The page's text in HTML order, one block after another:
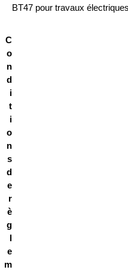
BT47 pour travaux
C
o
n
d
i
t
i
o
n
s
d
e
r
è
g
l
e
m